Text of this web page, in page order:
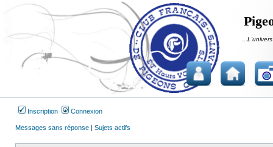
Inscription Connexion
Messages sans réponse | Sujets actifs